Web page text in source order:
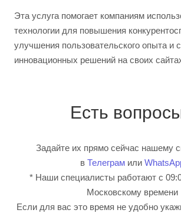
Эта услуга помогает компаниям
технологии для повышения
улучшения пользовательского опыта и
инновационных решений на своих
Есть
Задайте их прямо сейчас нашему
в Телеграмили
* Наши специалисты работают с
Московскому времени
Если для вас это время не удобно